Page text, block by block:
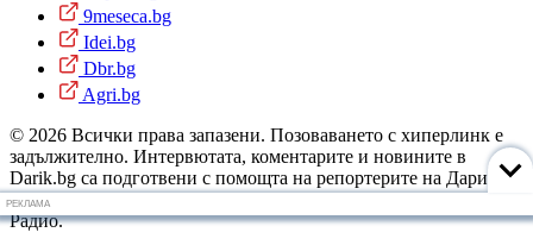
9meseca.bg
Idei.bg
Dbr.bg
Agri.bg
© 2026 Всички права запазени. Позоваването с хиперлинк е
задължително. Интервютата, коментарите и новините в
Darik.bg са подготвени с помощта на репортерите на Дарик
Радио и новинарските емисии на радиото. Снимки: Дарик
Радио.
РЕКЛАМА